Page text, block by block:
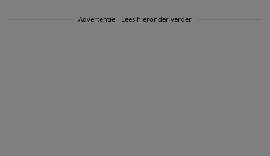
Advertentie - Lees hieronder verder